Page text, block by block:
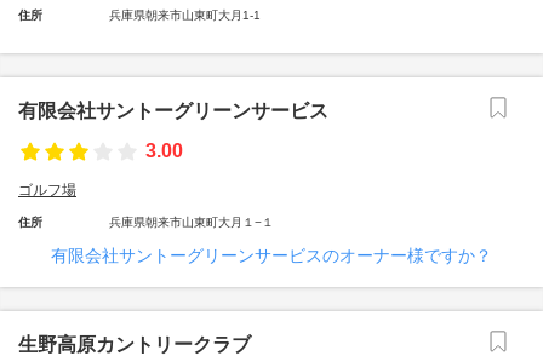
住所 兵庫県朝来市山東町大月1-1
有限会社サントーグリーンサービス
3.00
ゴルフ場
住所 兵庫県朝来市山東町大月１−１
有限会社サントーグリーンサービスのオーナー様ですか？
生野高原カントリークラブ